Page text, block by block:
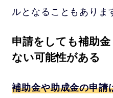
ルとなることもありま
申請をしても補助
ない可能性がある
補助金や助成金の申請